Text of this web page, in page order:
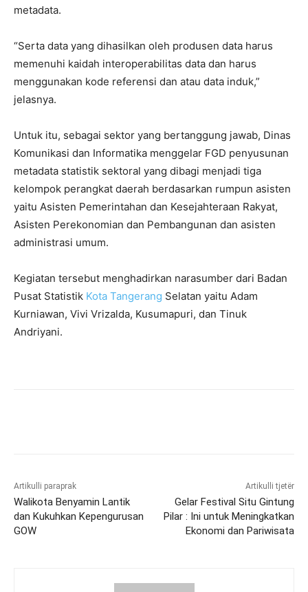
metadata.
“Serta data yang dihasilkan oleh produsen data harus
memenuhi kaidah interoperabilitas data dan harus
menggunakan kode referensi dan atau data induk,”
jelasnya.
Untuk itu, sebagai sektor yang bertanggung jawab, Dinas
Komunikasi dan Informatika menggelar FGD penyusunan
metadata statistik sektoral yang dibagi menjadi tiga
kelompok perangkat daerah berdasarkan rumpun asisten
yaitu Asisten Pemerintahan dan Kesejahteraan Rakyat,
Asisten Perekonomian dan Pembangunan dan asisten
administrasi umum.
Kegiatan tersebut menghadirkan narasumber dari Badan
Pusat Statistik Kota Tangerang Selatan yaitu Adam
Kurniawan, Vivi Vrizalda, Kusumapuri, dan Tinuk
Andriyani.
Artikulli paraprak
Walikota Benyamin Lantik
dan Kukuhkan Kepengurusan
GOW
Artikulli tjetër
Gelar Festival Situ Gintung
Pilar : Ini untuk Meningkatkan
Ekonomi dan Pariwisata